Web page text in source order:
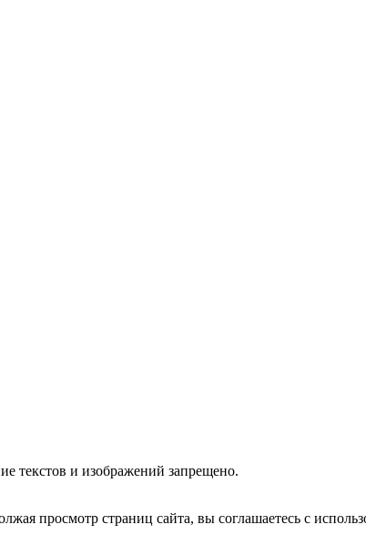
и изображений запрещено.
просмотр страниц сайта, вы соглашаетесь с